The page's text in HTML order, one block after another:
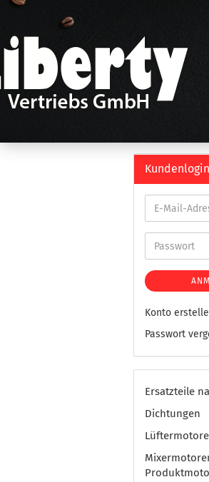
Kundenlogin
Konto
Passwort
Ersatzteile
Dichtungen